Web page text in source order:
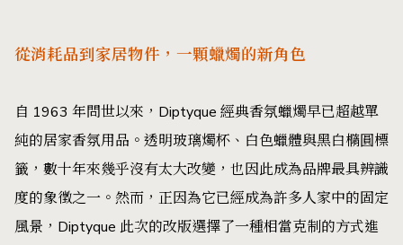
從消耗品到家居物件，一顆蠟燭的新角色
自 1963 年問世以來，Diptyque 經典香氛蠟燭早已超越單
純的居家香氛用品。透明玻璃燭杯、白色蠟體與黑白橢圓標
籤，數十年來幾乎沒有太大改變，也因此成為品牌最具辨識
度的象徵之一。然而，正因為它已經成為許多人家中的固定
風景，Diptyque 此次的改版選擇了一種相當克制的方式進